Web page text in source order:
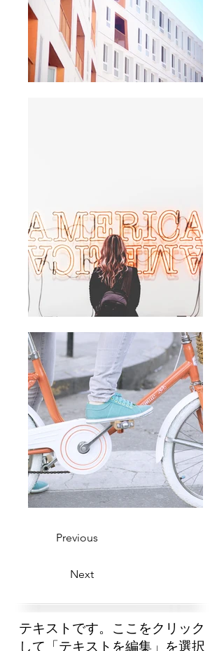
Previous
Next
テキストです。ここをクリック
して「テキストを編集」を選択